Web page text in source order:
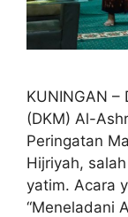
KUNINGAN –
(DKM) Al-
Peringatan
Hijriyah,
yatim. Acara
“Meneladani